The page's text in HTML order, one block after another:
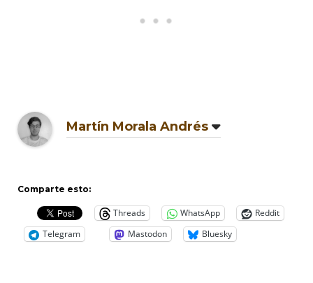
Martín Morala Andrés
Comparte esto:
Threads WhatsApp
Reddit
Telegram
Mastodon Bluesky